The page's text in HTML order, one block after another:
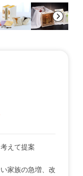
えて提案
家族の急増、改